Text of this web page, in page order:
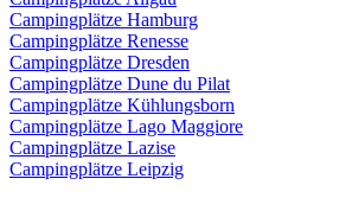
Campingplätze Hamburg
Campingplätze Renesse
Campingplätze Dresden
Campingplätze Dune du Pilat
Campingplätze Kühlungsborn
Campingplätze Lago Maggiore
Campingplätze Lazise
Campingplätze Leipzig